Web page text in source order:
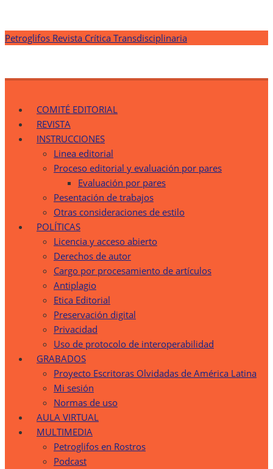
Saltar
Petroglifos Revista Crítica Transdisciplinaria
COMITÉ EDITORIAL
REVISTA
INSTRUCCIONES
Linea editorial
Proceso editorial y evaluación por pares
Evaluación por pares
Pesentación de trabajos
Otras consideraciones de estilo
POLÍTICAS
Licencia y acceso abierto
Derechos de autor
Cargo por procesamiento de artículos
Antiplagio
Etica Editorial
Preservación digital
Privacidad
Uso de protocolo de interoperabilidad
GRABADOS
Proyecto Escritoras Olvidadas de América Latina
Mi sesión
Normas de uso
AULA VIRTUAL
MULTIMEDIA
Petroglifos en Rostros
Podcast